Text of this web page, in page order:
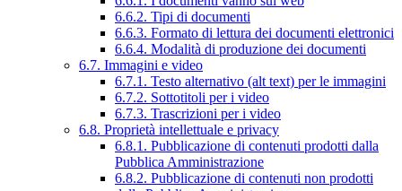
6.6.2. Tipi di documenti
6.6.3. Formato di lettura dei documenti elettronici
6.6.4. Modalità di produzione dei documenti
6.7. Immagini e video
6.7.1. Testo alternativo (alt text) per le immagini
6.7.2. Sottotitoli per i video
6.7.3. Trascrizioni per i video
6.8. Proprietà intellettuale e privacy
6.8.1. Pubblicazione di contenuti prodotti dalla
Pubblica Amministrazione
6.8.2. Pubblicazione di contenuti non prodotti